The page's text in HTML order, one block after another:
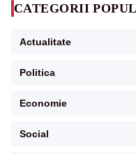
CATEGORII
Actualitate
Politica
Economie
Social